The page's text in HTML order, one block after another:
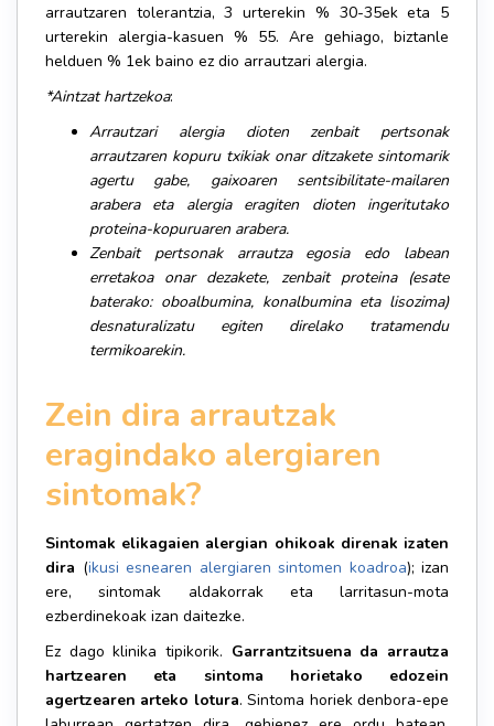
arrautzaren tolerantzia, 3 urterekin % 30-35ek eta 5
urterekin alergia-kasuen % 55. Are gehiago, biztanle
helduen % 1ek baino ez dio arrautzari alergia.
*Aintzat hartzekoa:
Arrautzari alergia dioten zenbait pertsonak
arrautzaren kopuru txikiak onar ditzakete sintomarik
agertu gabe, gaixoaren sentsibilitate-mailaren
arabera eta alergia eragiten dioten ingeritutako
proteina-kopuruaren arabera.
Zenbait pertsonak arrautza egosia edo labean
erretakoa onar dezakete, zenbait proteina (esate
baterako: oboalbumina, konalbumina eta lisozima)
desnaturalizatu egiten direlako tratamendu
termikoarekin.
Zein dira arrautzak
eragindako alergiaren
sintomak?
Sintomak elikagaien alergian ohikoak direnak izaten
dira (ikusi esnearen alergiaren sintomen koadroa); izan
ere, sintomak aldakorrak eta larritasun-mota
ezberdinekoak izan daitezke.
Ez dago klinika tipikorik. Garrantzitsuena da arrautza
hartzearen eta sintoma horietako edozein
agertzearen arteko lotura. Sintoma horiek denbora-epe